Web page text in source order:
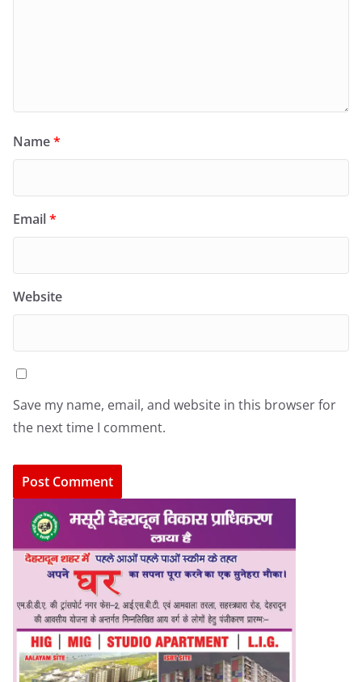
Name*
Email*
Website
Save my name, email, and website in this browser for
the next time I comment.